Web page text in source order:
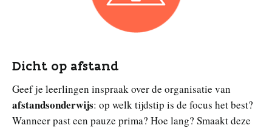
Dicht op afstand
Geef je leerlingen inspraak over de organisatie van
afstandsonderwijs: op welk tijdstip is de focus het best?
Wanneer past een pauze prima? Hoe lang? Smaakt deze